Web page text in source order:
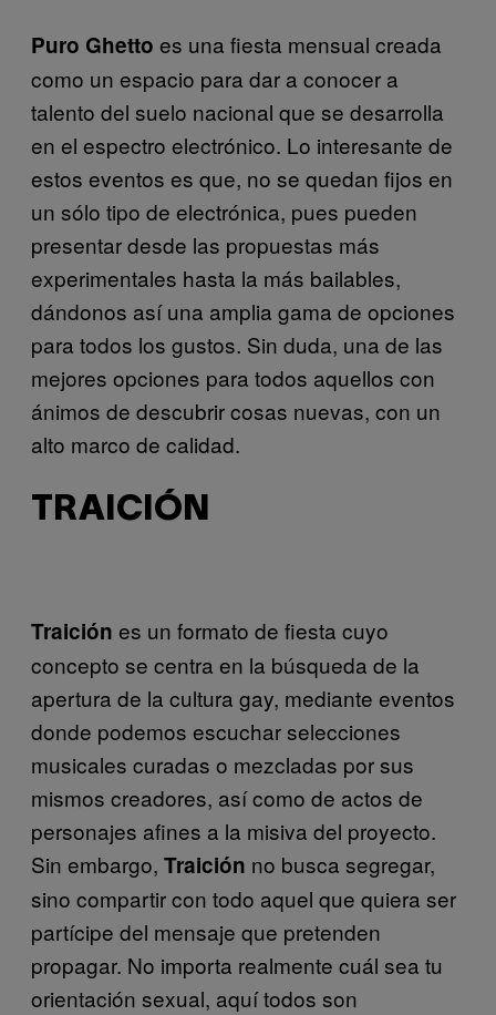
Puro Ghetto es una fiesta mensual creada
como un espacio para dar a conocer a
talento del suelo nacional que se desarrolla
en el espectro electrónico. Lo interesante de
estos eventos es que, no se quedan fijos en
un sólo tipo de electrónica, pues pueden
presentar desde las propuestas más
experimentales hasta la más bailables,
dándonos así una amplia gama de opciones
para todos los gustos. Sin duda, una de las
mejores opciones para todos aquellos con
ánimos de descubrir cosas nuevas, con un
alto marco de calidad.
TRAICIÓN
Traición es un formato de fiesta cuyo
concepto se centra en la búsqueda de la
apertura de la cultura gay, mediante eventos
donde podemos escuchar selecciones
musicales curadas o mezcladas por sus
mismos creadores, así como de actos de
personajes afines a la misiva del proyecto.
Sin embargo, Traición no busca segregar,
sino compartir con todo aquel que quiera ser
partícipe del mensaje que pretenden
propagar. No importa realmente cuál sea tu
orientación sexual, aquí todos son